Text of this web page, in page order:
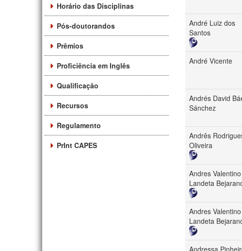
Horário das Disciplinas
Pós-doutorandos
Prêmios
Proficiência em Inglês
Qualificação
Recursos
Regulamento
PrInt CAPES
André Luiz dos
Santos
André Vicente
Andrés David
Sánchez
Andrês
Oliveira
Andres Valentino
Landeta
Andres Valentino
Landeta
Andressa